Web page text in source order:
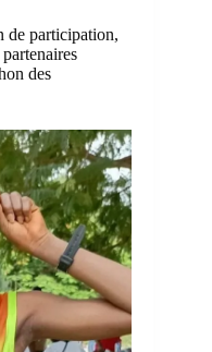
de participation,
des